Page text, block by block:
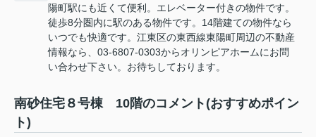
陽町駅にも近くて便利。エレベーター付きの物件です。
徒歩8分圏内に駅のある物件です。14階建ての物件なら
いつでも快適です。江東区の東西線東陽町周辺の不動産
情報なら、03-6807-0303からオリンピアホームにお問
い合わせ下さい。お待ちしております。
南砂住宅８号棟 10階のコメント(おすすめポイン
ト)